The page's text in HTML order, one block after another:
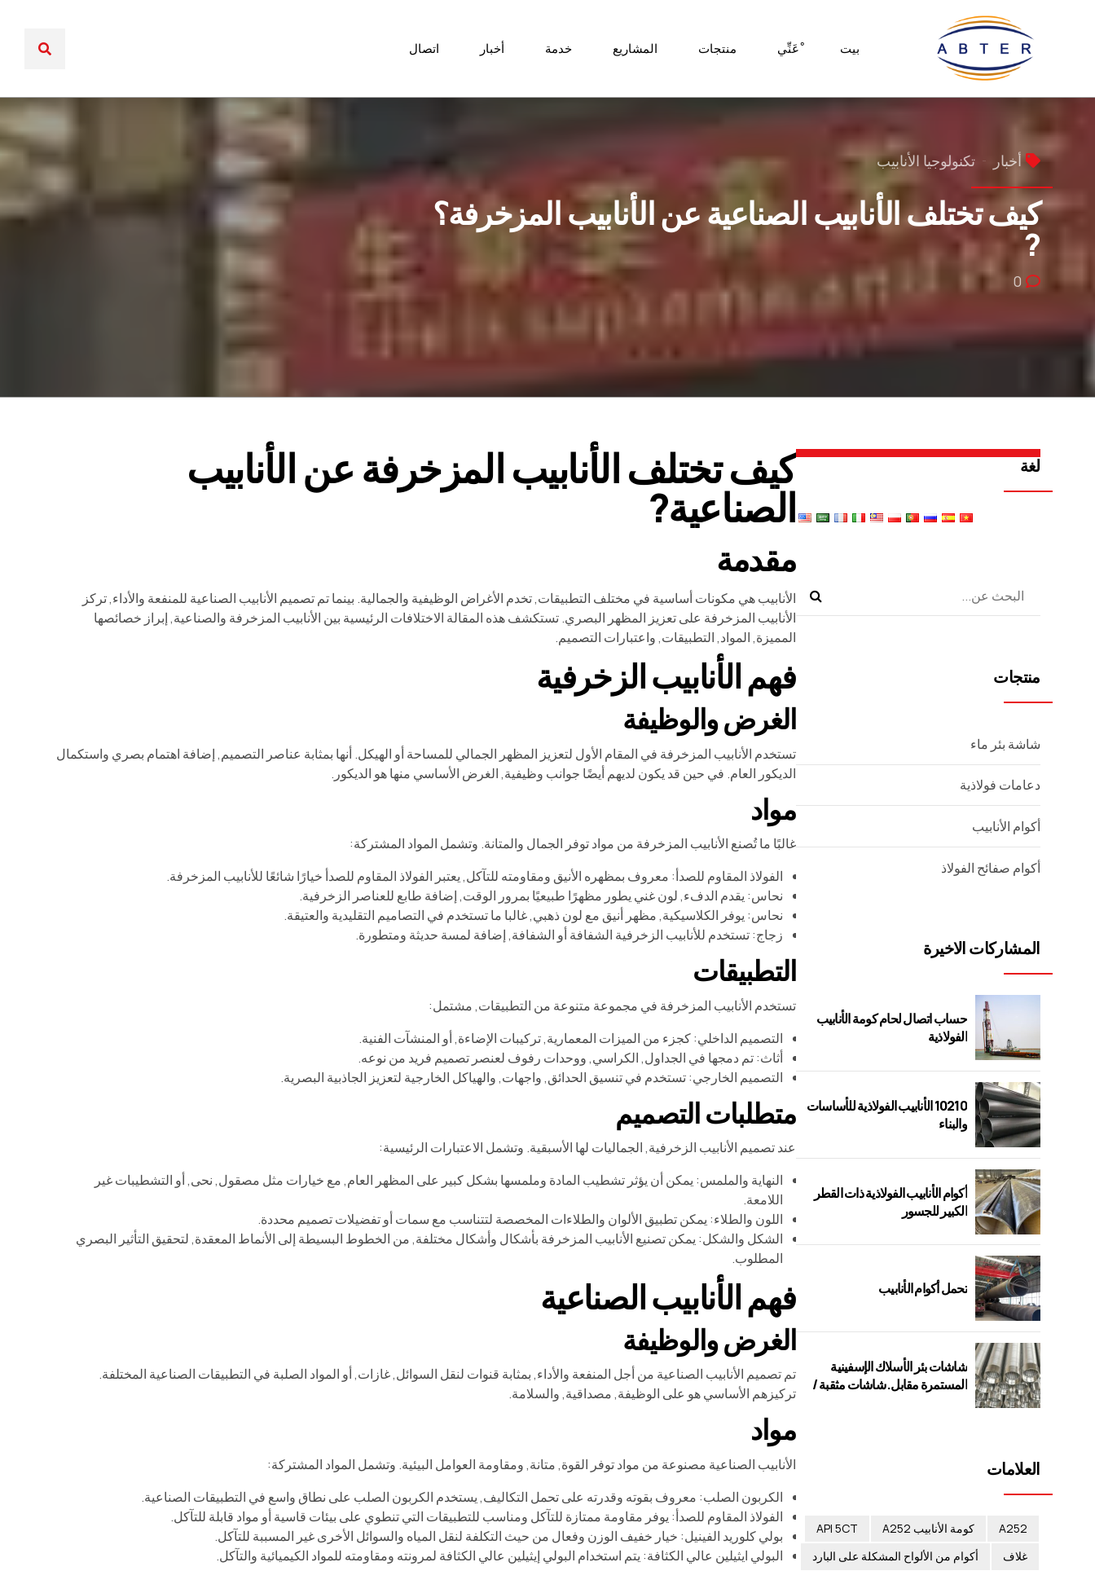
بيت ْعَنِّي منتجات المشاريع خدمة أخبار اتصال
أخبار تكنولوجيا الأنابيب
كيف تختلف الأنابيب الصناعية عن الأنابيب المزخرفة؟
?
0
كيف تختلف الأنابيب المزخرفة عن الأنابيب
الصناعية?
مقدمة
الأنابيب هي مكونات أساسية في مختلف التطبيقات, تخدم الأغراض الوظيفية والجمالية. بينما تم تصميم الأنابيب الصناعية للمنفعة والأداء, تركز
الأنابيب المزخرفة على تعزيز المظهر البصري. تستكشف هذه المقالة الاختلافات الرئيسية بين الأنابيب المزخرفة والصناعية, إبراز خصائصها
المميزة, المواد, التطبيقات, واعتبارات التصميم.
فهم الأنابيب الزخرفية
الغرض والوظيفة
تستخدم الأنابيب المزخرفة في المقام الأول لتعزيز المظهر الجمالي للمساحة أو الهيكل. أنها بمثابة عناصر التصميم, إضافة اهتمام بصري واستكمال
الديكور العام. في حين قد يكون لديهم أيضًا جوانب وظيفية, الغرض الأساسي منها هو الديكور.
مواد
غالبًا ما تُصنع الأنابيب المزخرفة من مواد توفر الجمال والمتانة. وتشمل المواد المشتركة:
الفولاذ المقاوم للصدأ: معروف بمظهره الأنيق ومقاومته للتآكل, يعتبر الفولاذ المقاوم للصدأ خيارًا شائعًا للأنابيب المزخرفة.
نحاس: يقدم الدفء, لون غني يطور مظهرًا طبيعيًا بمرور الوقت, إضافة طابع للعناصر الزخرفية.
نحاس: يوفر الكلاسيكية, مظهر أنيق مع لون ذهبي, غالبا ما تستخدم في التصاميم التقليدية والعتيقة.
زجاج: تستخدم للأنابيب الزخرفية الشفافة أو الشفافة, إضافة لمسة حديثة ومتطورة.
التطبيقات
تستخدم الأنابيب المزخرفة في مجموعة متنوعة من التطبيقات, مشتمل:
التصميم الداخلي: كجزء من الميزات المعمارية, تركيبات الإضاءة, أو المنشآت الفنية.
أثاث: تم دمجها في الجداول, الكراسي, ووحدات رفوف لعنصر تصميم فريد من نوعه.
التصميم الخارجي: تستخدم في تنسيق الحدائق, واجهات, والهياكل الخارجية لتعزيز الجاذبية البصرية.
متطلبات التصميم
عند تصميم الأنابيب الزخرفية, الجماليات لها الأسبقية. وتشمل الاعتبارات الرئيسية:
النهاية والملمس: يمكن أن يؤثر تشطيب المادة وملمسها بشكل كبير على المظهر العام, مع خيارات مثل مصقول, نحى, أو التشطيبات غير
اللامعة.
اللون والطلاء: يمكن تطبيق الألوان والطلاءات المخصصة لتتناسب مع سمات أو تفضيلات تصميم محددة.
الشكل والشكل: يمكن تصنيع الأنابيب المزخرفة بأشكال وأشكال مختلفة, من الخطوط البسيطة إلى الأنماط المعقدة, لتحقيق التأثير البصري
المطلوب.
فهم الأنابيب الصناعية
الغرض والوظيفة
تم تصميم الأنابيب الصناعية من أجل المنفعة والأداء, بمثابة قنوات لنقل السوائل, غازات, أو المواد الصلبة في التطبيقات الصناعية المختلفة.
تركيزهم الأساسي هو على الوظيفة, مصداقية, والسلامة.
مواد
الأنابيب الصناعية مصنوعة من مواد توفر القوة, متانة, ومقاومة العوامل البيئية. وتشمل المواد المشتركة:
الكربون الصلب: معروف بقوته وقدرته على تحمل التكاليف, يستخدم الكربون الصلب على نطاق واسع في التطبيقات الصناعية.
الفولاذ المقاوم للصدأ: يوفر مقاومة ممتازة للتآكل ومناسب للتطبيقات التي تنطوي على بيئات قاسية أو مواد قابلة للتآكل.
بولي كلوريد الفينيل: خيار خفيف الوزن وفعال من حيث التكلفة لنقل المياه والسوائل الأخرى غير المسببة للتآكل.
البولي ايثيلين عالي الكثافة: يتم استخدام البولي إيثيلين عالي الكثافة لمرونته ومقاومته للمواد الكيميائية والتآكل.
لغة
منتجات
شاشة بئر ماء
دعامات فولاذية
أكوام الأنابيب
أكوام صفائح الفولاذ
المشاركات الاخيرة
حساب اتصال لحام كومة الأنابيب
الفولاذية
10210 الأنابيب الفولاذية للأساسات
والبناء
أكوام الأنابيب الفولاذية ذات القطر
الكبير للجسور
تحمل أكوام الأنابيب
شاشات بئر الأسلاك الإسفينية
المستمرة مقابل. شاشات مثقبة /
العلامات
A252 كومة الأنابيب A252
API 5CT
غلاف
أكوام من الألواح المشكلة على البارد